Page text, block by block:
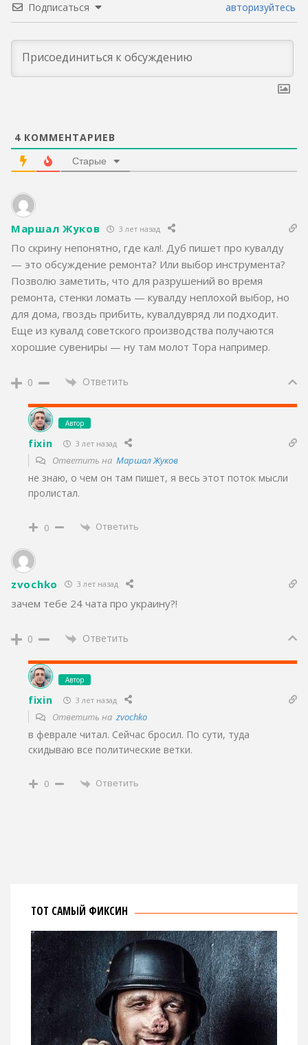
Подписаться авторизуйтесь
4 КОММЕНТАРИЕВ
Старые
Маршал Жуков 3 лет назад
По скрину непонятно, где кал!. Дуб пишет про кувалду
— это обсуждение ремонта? Или выбор инструмента?
Позволю заметить, что для разрушений во время
ремонта, стенки ломать — кувалду неплохой выбор, но
для дома, гвоздь прибить, кувалдувряд ли подходит.
Еще из кувалд советского производства получаются
хорошие сувениры — ну там молот Тора например.
0 Ответить
Автор
fixin 3 лет назад
Ответить на Маршал Жуков
не знаю, о чем он там пишет, я весь этот поток мысли
пролистал.
0 Ответить
zvochko 3 лет назад
зачем тебе 24 чата про украину?!
0 Ответить
Автор
fixin 3 лет назад
Ответить на zvochko
в феврале читал. Сейчас бросил. По сути, туда
скидываю все политические ветки.
0 Ответить
ТОТ САМЫЙ ФИКСИН